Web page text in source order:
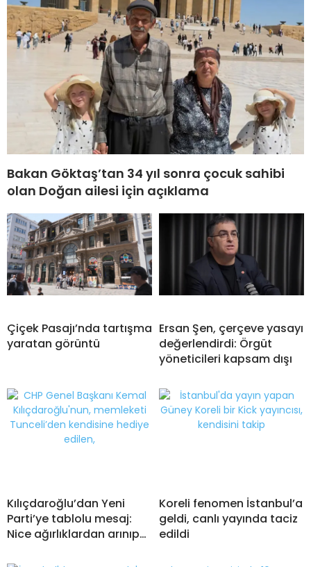
Bakan Göktaş’tan 34 yıl sonra çocuk sahibi
olan Doğan ailesi için açıklama
Çiçek Pasajı’nda tartışma
yaratan görüntü
Ersan Şen, çerçeve yasayı
değerlendirdi: Örgüt
yöneticileri kapsam dışı
Kılıçdaroğlu’dan Yeni
Parti’ye tablolu mesaj:
Nice ağırlıklardan arınıp…
Koreli fenomen İstanbul’a
geldi, canlı yayında taciz
edildi